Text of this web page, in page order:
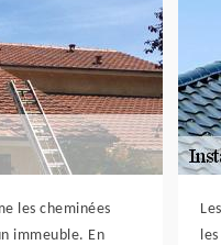
les cheminées
immeuble. En